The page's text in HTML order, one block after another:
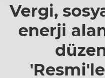
Vergi,
enerji